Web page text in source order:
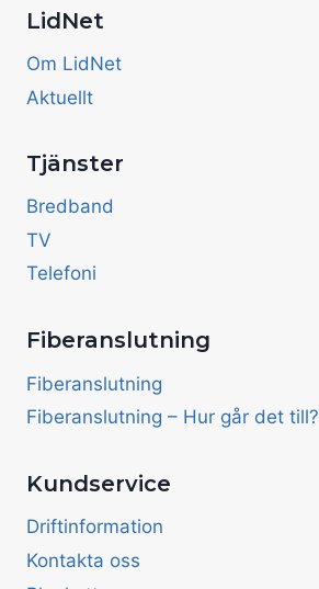
LidNet
Om LidNet
Aktuellt
Tjänster
Bredband
TV
Telefoni
Fiberanslutning
Fiberanslutning
Fiberanslutning – Hur går det till?
Kundservice
Driftinformation
Kontakta oss